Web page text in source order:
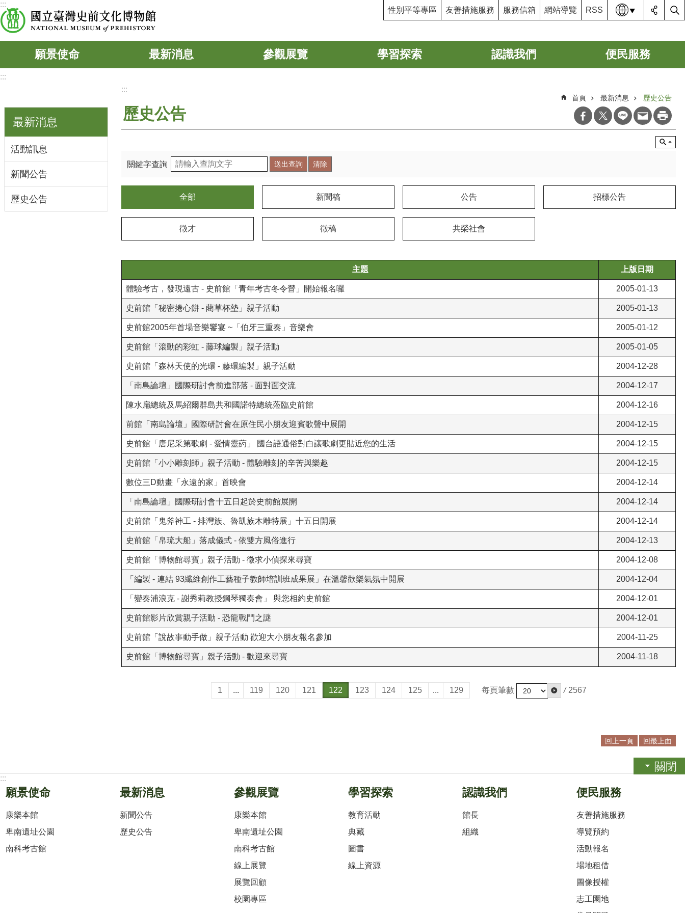
跳到主要內容區塊
:::
性別平等專區 友善措施服務 服務信箱 網站導覽 RSS 語系
願景使命 最新消息 參觀展覽 學習探索 認識我們 便民服務
:::
最新消息
活動訊息
新聞公告
歷史公告
:::
首頁 最新消息 歷史公告
歷史公告
關鍵字查詢
全部 新聞稿 公告 招標公告
徵才 徵稿 共榮社會
主題 上版日期
體驗考古，發現遠古 - 史前館「青年考古冬令營」開始報名囉 2005-01-13
史前館「秘密捲心餅 - 藺草杯墊」親子活動 2005-01-13
史前館2005年首場音樂饗宴 ~「伯牙三重奏」音樂會 2005-01-12
史前館「滾動的彩虹 - 藤球編製」親子活動 2005-01-05
史前館「森林天使的光環 - 藤環編製」親子活動 2004-12-28
「南島論壇」國際研討會前進部落 - 面對面交流 2004-12-17
陳水扁總統及馬紹爾群島共和國諾特總統蒞臨史前館 2004-12-16
前館「南島論壇」國際研討會在原住民小朋友迎賓歌聲中展開 2004-12-15
史前館「唐尼采第歌劇 - 愛情靈葯」 國台語通俗對白讓歌劇更貼近您的生活 2004-12-15
史前館「小小雕刻師」親子活動 - 體驗雕刻的辛苦與樂趣 2004-12-15
數位三D動畫「永遠的家」首映會 2004-12-14
「南島論壇」國際研討會十五日起於史前館展開 2004-12-14
史前館「鬼斧神工 - 排灣族、魯凱族木雕特展」十五日開展 2004-12-14
史前館「帛琉大船」落成儀式 - 依雙方風俗進行 2004-12-13
史前館「博物館尋寶」親子活動 - 徵求小偵探來尋寶 2004-12-08
「編製 - 連結 93纖維創作工藝種子教師培訓班成果展」在溫馨歡樂氣氛中開展 2004-12-04
「變奏浦浪克 - 謝秀莉教授鋼琴獨奏會」 與您相約史前館 2004-12-01
史前館影片欣賞親子活動 - 恐龍戰鬥之謎 2004-12-01
史前館「說故事動手做」親子活動 歡迎大小朋友報名參加 2004-11-25
史前館「博物館尋寶」親子活動 - 歡迎來尋寶 2004-11-18
1 ... 119 120 121 122 123 124 125 ... 129 每頁筆數 / 2567
回上一頁 回最上面
關閉
:::
願景使命
康樂本館
卑南遺址公園
南科考古館
最新消息
新聞公告
歷史公告
參觀展覽
康樂本館
卑南遺址公園
南科考古館
線上展覽
展覽回顧
校園專區
學習探索
教育活動
典藏
圖書
線上資源
認識我們
館長
組織
便民服務
友善措施服務
導覽預約
活動報名
場地租借
圖像授權
志工園地